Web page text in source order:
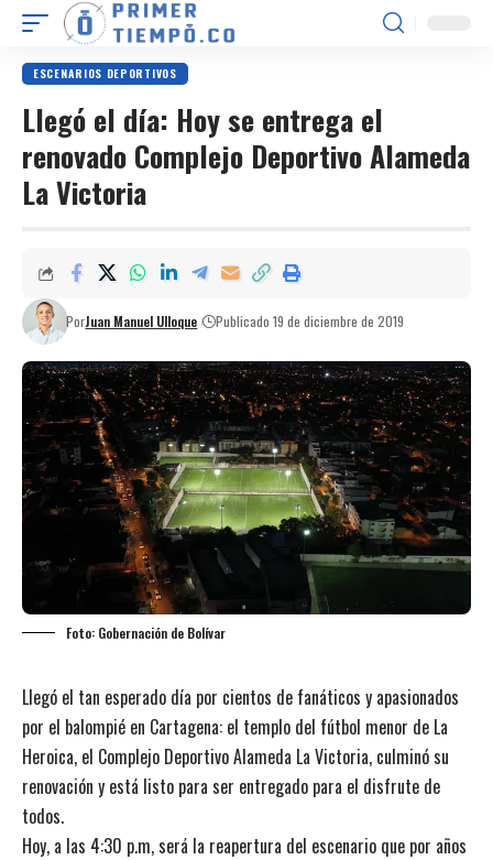
ESCENARIOS DEPORTIVOS
Llegó el día: Hoy se entrega el
renovado Complejo Deportivo Alameda
La Victoria
PorJuan Manuel Ulloque Publicado 19 de diciembre de 2019
Foto: Gobernación de Bolívar
Llegó el tan esperado día por cientos de fanáticos y apasionados
por el balompié en Cartagena: el templo del fútbol menor de La
Heroica, el Complejo Deportivo Alameda La Victoria, culminó su
renovación y está listo para ser entregado para el disfrute de
todos.
Hoy, a las 4:30 p.m, será la reapertura del escenario que por años